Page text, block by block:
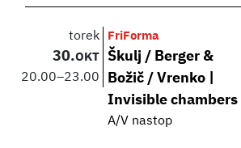
torek
30.OKT
20.00–23.00
FriForma
Škulj / Berger &
Božič / Vrenko |
Invisible chambers
A/V nastop